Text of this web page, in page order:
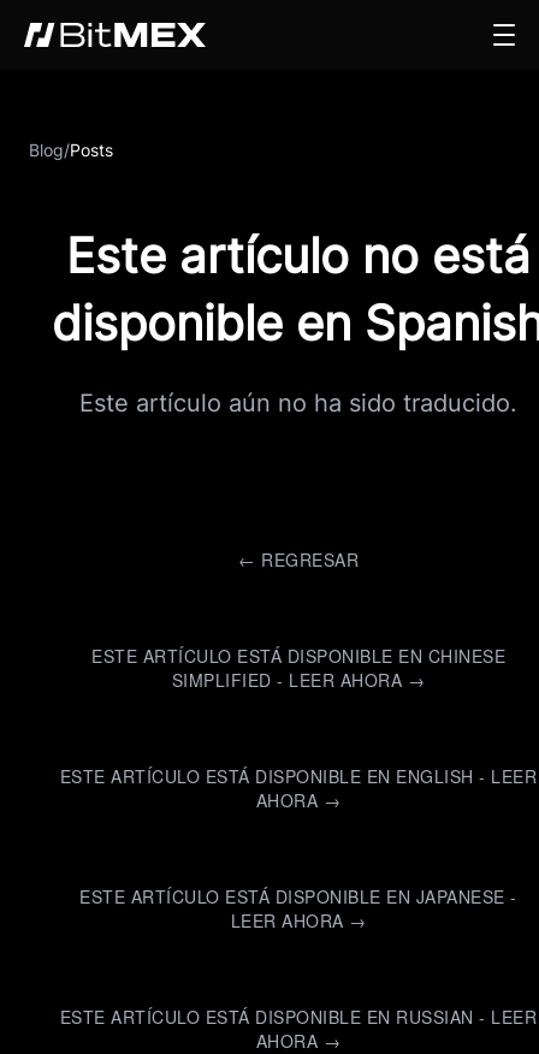
Blog/Posts
Este artículo no está
disponible en
Este artículo aún no ha sido traducido.
← REGRESAR
ESTE ARTÍCULO ESTÁ DISPONIBLE EN CHINESE
SIMPLIFIED - LEER AHORA →
ESTE ARTÍCULO ESTÁ DISPONIBLE EN ENGLISH - LEER
AHORA →
ESTE ARTÍCULO ESTÁ DISPONIBLE EN JAPANESE -
LEER AHORA →
ESTE ARTÍCULO ESTÁ DISPONIBLE EN RUSSIAN - LEER
AHORA →